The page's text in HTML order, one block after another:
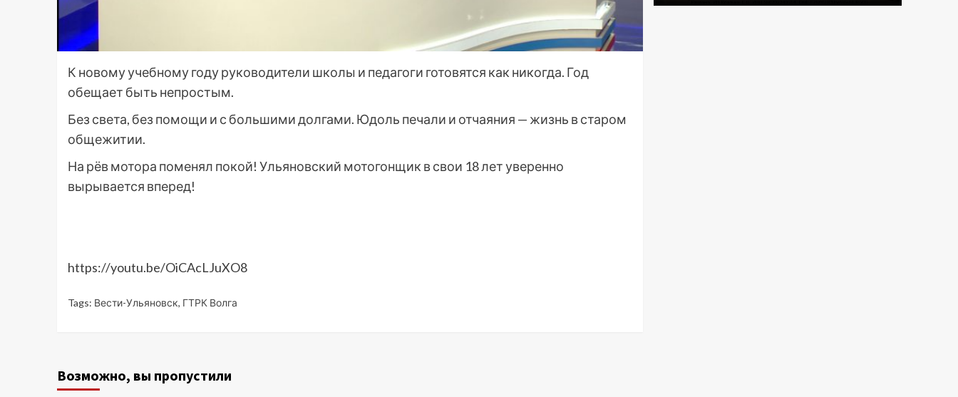
К новому учебному году руководители школы и педагоги готовятся как никогда. Год
обещает быть непростым.
Без света, без помощи и с большими долгами. Юдоль печали и отчаяния — жизнь в старом
общежитии.
На рёв мотора поменял покой! Ульяновский мотогонщик в свои 18 лет уверенно
вырывается вперед!
https://youtu.be/OiCAcLJuXO8
Tags: Вести-Ульяновск, ГТРК Волга
Возможно, вы пропустили